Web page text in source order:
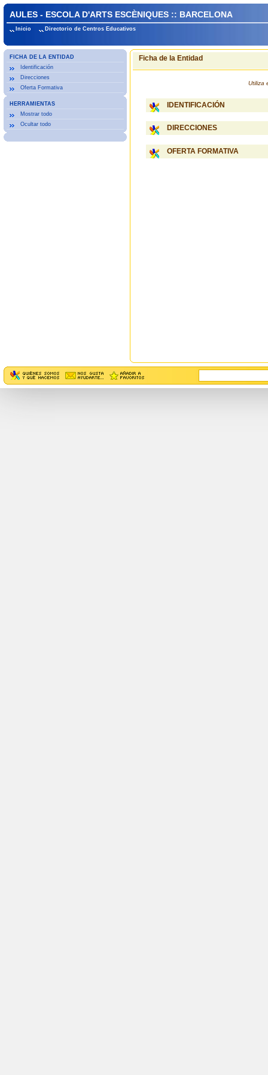
AULES - ESCOLA D'ARTS ESCÈNIQUES :: BARCELONA
Inicio Directorio de Centros Educativos
FICHA DE LA ENTIDAD
Identificación
Direcciones
Oferta Formativa
HERRAMIENTAS
Mostrar todo
Ocultar todo
Ficha de la Entidad
Utiliza
IDENTIFICACIÓN
DIRECCIONES
OFERTA FORMATIVA